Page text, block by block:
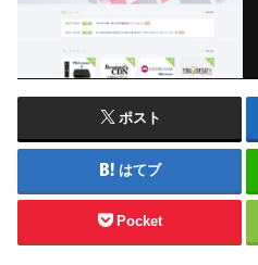
ポスト
はてブ
Pocket